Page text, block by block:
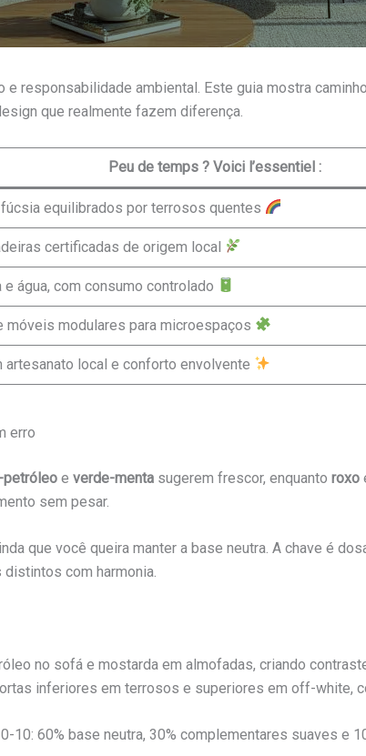
responsabilidade ambiental. Este guia mostra
que realmente fazem diferença.
Peu de temps ? Voici l’essentiel :
equilibrados por terrosos quentes
certificadas de origem local
e água, com consumo controlado
móveis modulares para microespaços
local e conforto envolvente
erro
petróleo e verde-menta sugerem frescor, enquanto roxo
sem pesar.
que você queira manter a base neutra. A chave é
com harmonia.
no sofá e mostarda em almofadas, criando
inferiores em terrosos e superiores em off-white,
10: 60% base neutra, 30% complementares suaves e